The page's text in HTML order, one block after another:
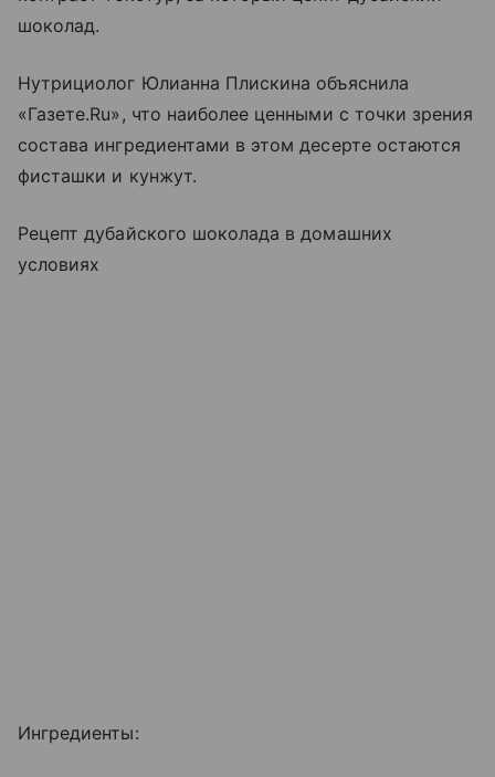
шоколад.
Нутрициолог Юлианна Плискина объяснила
«Газете.Ru», что наиболее ценными с точки зрения
состава ингредиентами в этом десерте остаются
фисташки и кунжут.
Рецепт дубайского шоколада в домашних
условиях
Ингредиенты: